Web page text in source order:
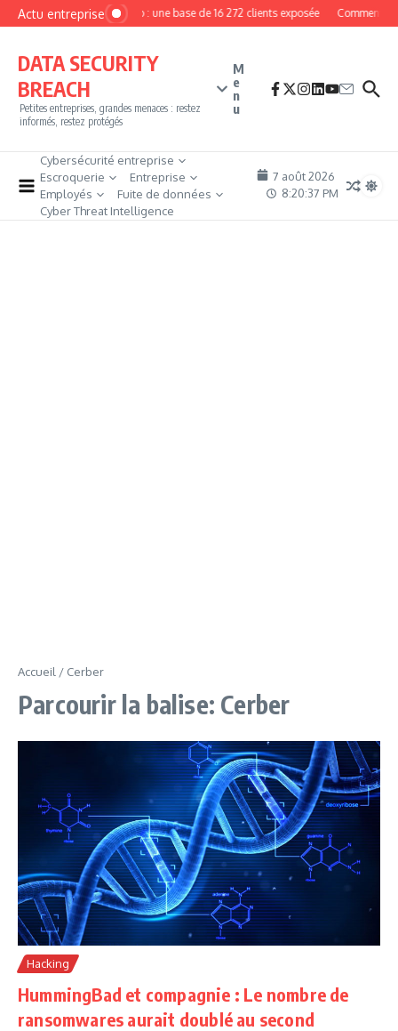
Aller au contenu
Actu entrepriseMyPhoto : une base de 16 272 clients exposée Comment
DATA SECURITY
BREACH
Petites entreprises, grandes menaces : restez
informés, restez protégés
M
e
n
u
Cybersécurité entreprise
Escroquerie
Entreprise
Employés
Fuite de données
Cyber Threat Intelligence
7 août 2026
8:20:38 PM
Accueil / Cerber
Parcourir la balise: Cerber
Hacking
HummingBad et compagnie : Le nombre de
ransomwares aurait doublé au second